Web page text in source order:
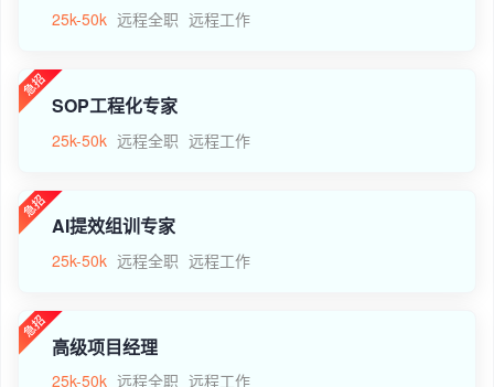
25k-50k 远程全职 远程工作
SOP工程化专家
25k-50k 远程全职 远程工作
AI提效组训专家
25k-50k 远程全职 远程工作
高级项目经理
25k-50k 远程全职 远程工作